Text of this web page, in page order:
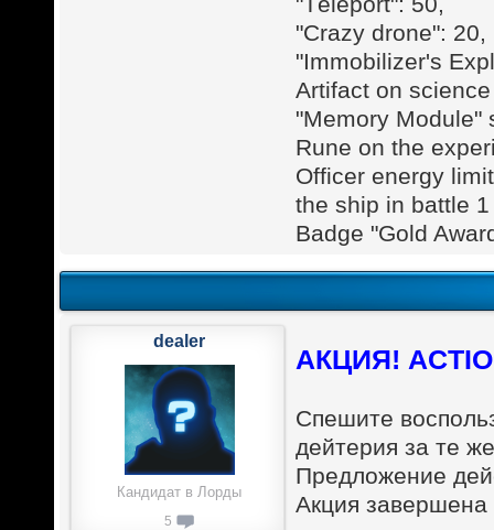
"Crazy drone": 20,
"Immobilizer's
Artifact on science
"Memory Module"
Rune on the
Officer energy
the ship in battle
Badge "Gold
АКЦИЯ!
Спешите
дейтерия за те
Предложение
Акция завершена
dealer
Кандидат в Лорды
5